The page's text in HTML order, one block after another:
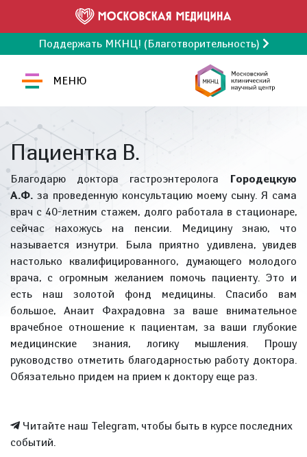
Поддержать МКНЦ! (Благотворительность)
МЕНЮ
Пациентка В.
Благодарю доктора гастроэнтеролога
Городецкую
А.Ф. за проведенную консультацию моему сыну. Я сама
врач с 40-летним стажем, долго работала в стационаре,
сейчас нахожусь на пенсии. Медицину знаю, что
называется изнутри. Была приятно удивлена, увидев
настолько квалифицированного, думающего молодого
врача, с огромным желанием помочь пациенту. Это и
есть наш золотой фонд медицины. Спасибо вам
большое, Анаит Фахрадовна за ваше внимательное
врачебное отношение к пациентам, за ваши глубокие
медицинские знания, логику мышления. Прошу
руководство отметить благодарностью работу доктора.
Обязательно придем на прием к доктору еще раз.
Читайте наш Telegram, чтобы быть в курсе последних
событий.